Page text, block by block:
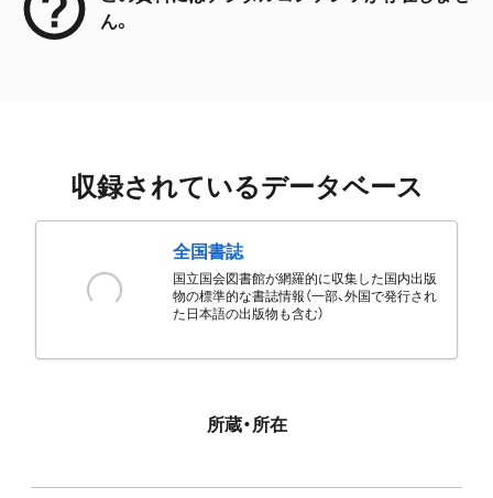
ん。
収録されているデータベース
全国書誌
国立国会図書館が網羅的に収集した国内出版
物の標準的な書誌情報（一部、外国で発行され
た日本語の出版物も含む）
所蔵・所在